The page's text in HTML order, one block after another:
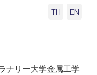
TH
EN
ナリー大学金属工学